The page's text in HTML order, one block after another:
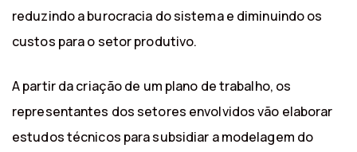
reduzindo a burocracia do sistema e diminuindo os
custos para o setor produtivo.
A partir da criação de um plano de trabalho, os
representantes dos setores envolvidos vão elaborar
estudos técnicos para subsidiar a modelagem do